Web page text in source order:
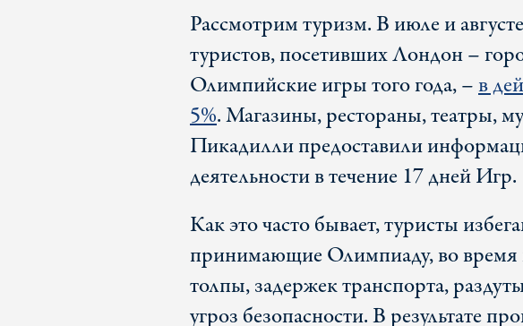
Рассмотрим туризм. В июле и
туристов, посетивших Лондон –
Олимпийские игры того года, –в
5%. Магазины, рестораны, театры,
Пикадилли предоставили
деятельности в течение 17 дней Игр.
Как это часто бывает, туристы
принимающие Олимпиаду, во время
толпы, задержек транспорта,
угроз безопасности. В результате